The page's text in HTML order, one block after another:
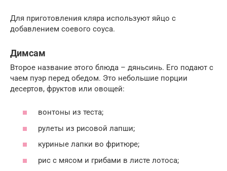
Для приготовления кляра используют яйцо с
добавлением соевого соуса.
Димсам
Второе название этого блюда – дяньсинь. Его подают с
чаем пуэр перед обедом. Это небольшие порции
десертов, фруктов или овощей:
вонтоны из теста;
рулеты из рисовой лапши;
куриные лапки во фритюре;
рис с мясом и грибами в листе лотоса;